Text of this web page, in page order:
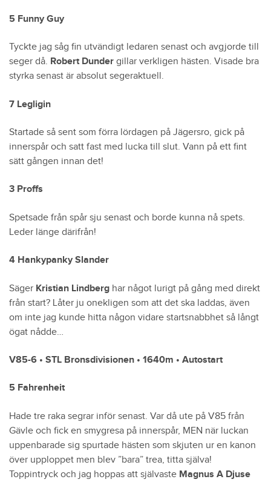
5 Funny Guy
Tyckte jag såg fin utvändigt ledaren senast och avgjorde till
seger då. Robert Dunder gillar verkligen hästen. Visade bra
styrka senast är absolut segeraktuell.
7 Legligin
Startade så sent som förra lördagen på Jägersro, gick på
innerspår och satt fast med lucka till slut. Vann på ett fint
sätt gången innan det!
3 Proffs
Spetsade från spår sju senast och borde kunna nå spets.
Leder länge därifrån!
4 Hankypanky Slander
Säger Kristian Lindberg har något lurigt på gång med direkt
från start? Låter ju onekligen som att det ska laddas, även
om inte jag kunde hitta någon vidare startsnabbhet så långt
ögat nådde…
V85-6 • STL Bronsdivisionen • 1640m • Autostart
5 Fahrenheit
Hade tre raka segrar inför senast. Var då ute på V85 från
Gävle och fick en smygresa på innerspår, MEN när luckan
uppenbarade sig spurtade hästen som skjuten ur en kanon
över upploppet men blev ”bara” trea, titta själva!
Toppintryck och jag hoppas att självaste Magnus A Djuse